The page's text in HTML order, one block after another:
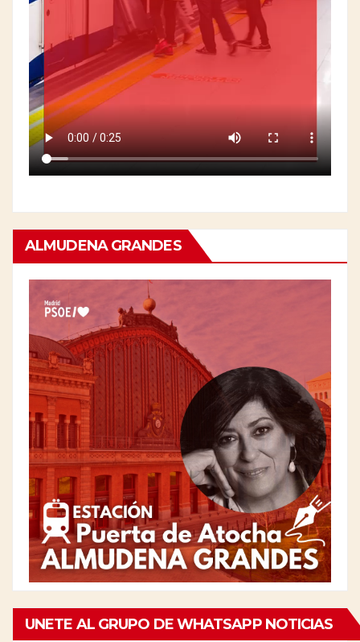
ALMUDENA GRANDES
UNETE AL GRUPO DE WHATSAPP NOTICIAS